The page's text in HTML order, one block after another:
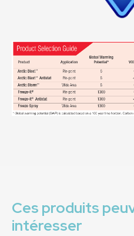
Ces produits
intéresser